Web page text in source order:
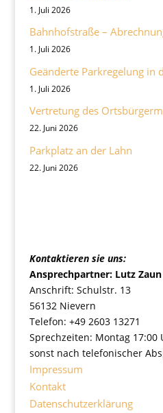
1. Juli 2026
Bahnhofstraße –
1. Juli 2026
Geänderte Parkregelung in
1. Juli 2026
Vertretung des
22. Juni 2026
Parkplatz an der Lahn
22. Juni 2026
Kontaktieren sie uns:
Ansprechpartner: Lutz
Anschrift: Schulstr. 13
56132 Nievern
Telefon: +49 2603 13271
Sprechzeiten: Montag 17:00
sonst nach telefonischer
Impressum
Kontakt
Datenschutzerklärung